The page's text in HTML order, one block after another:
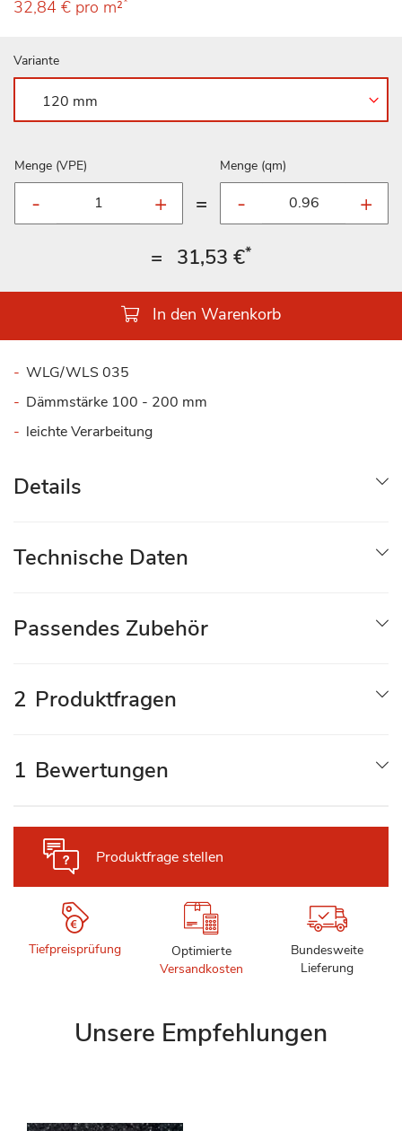
32,84 € pro m²
Variante
Menge (VPE)
=
Menge (qm)
= 31,53 €*
In den Warenkorb
WLG/WLS 035
Dämmstärke 100 - 200 mm
leichte Verarbeitung
Produktfrage stellen
Tiefpreisprüfung
Optimierte
Versandkosten
Bundesweite
Lieferung
Details
Technische Daten
Passendes Zubehör
2 Produktfragen
1 Bewertungen
Unsere Empfehlungen